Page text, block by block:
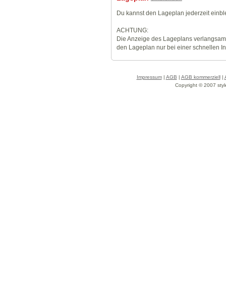
Du kannst den Lageplan jederzeit
ACHTUNG:
Die Anzeige des Lageplans
den Lageplan nur bei einer schnellen
Impressum| AGB | AGB kommerziell|
Copyright © 2007